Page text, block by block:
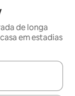
de longa
em estadias
explore-os